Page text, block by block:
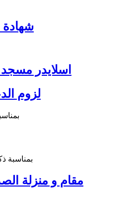
شهادة
اسلايدر
لزوم
بمناسبة
مقام و منزلة